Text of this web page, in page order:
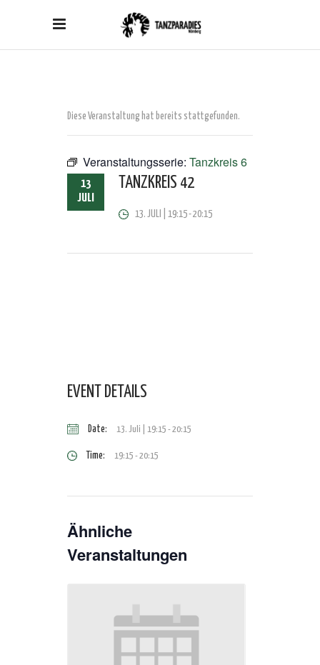
Diese Veranstaltung hat bereits stattgefunden.
Veranstaltungsserie: Tanzkreis 6
13
JULI
TANZKREIS 42
13. JULI | 19:15-20:15
EVENT DETAILS
Date: 13. Juli | 19:15 -20:15
Time: 19:15 - 20:15
Ähnliche
Veranstaltungen